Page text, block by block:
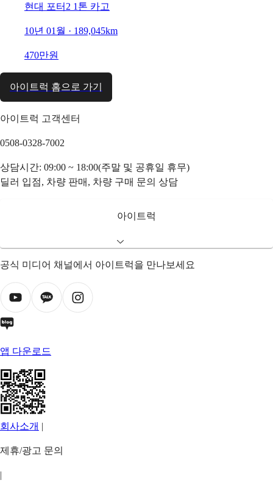
현대 포터2 1톤 카고
10년 01월 · 189,045km
470만원
아이트럭 홈으로 가기
아이트럭 고객센터
0508-0328-7002
상담시간: 09:00 ~ 18:00(주말 및 공휴일 휴무)
딜러 입점, 차량 판매, 차량 구매 문의 상담
아이트럭
공식 미디어 채널에서 아이트럭을 만나보세요
앱 다운로드
회사소개 |
제휴/광고 문의
|